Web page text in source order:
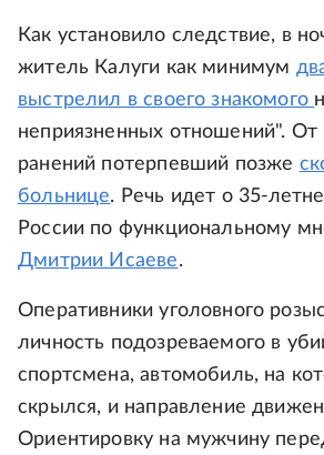
Как установило следствие, в
житель Калуги как минимум
выстрелил в своего знакомого
неприязненных отношений". От
ранений потерпевший позже
больнице. Речь идет о 35-
России по функциональному
Дмитрии Исаеве.
Оперативники уголовного
личность подозреваемого в
спортсмена, автомобиль, на
скрылся, и направление
Ориентировку на мужчину